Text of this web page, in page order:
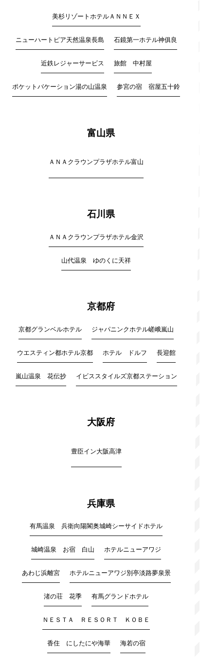
美杉リゾートホテルＡＮＮＥＸ
ニューハートピア天然温泉長島 石鏡第一ホテル神俱良
近鉄レジャーサービス 旅館 中村屋
ポケットバケーション湯の山温泉 参宮の宿 宿屋五十鈴
富山県
ＡＮＡクラウンプラザホテル富山
石川県
ＡＮＡクラウンプラザホテル金沢
山代温泉 ゆのくに天祥
京都府
京都グランベルホテル ジャパニンクホテル嵯峨嵐山
ウエスティン都ホテル京都 ホテル ドルフ 長迎館
嵐山温泉 花伝抄 イビススタイルズ京都ステーション
大阪府
豊臣イン大阪高津
兵庫県
有馬温泉 兵衛向陽閣奥城崎シーサイドホテル
城崎温泉 お宿 白山 ホテルニューアワジ
あわじ浜離宮 ホテルニューアワジ別亭淡路夢泉景
渚の荘 花季 有馬グランドホテル
ＮＥＳＴＡ ＲＥＳＯＲＴ ＫＯＢＥ
香住 にしたにや海華 海若の宿